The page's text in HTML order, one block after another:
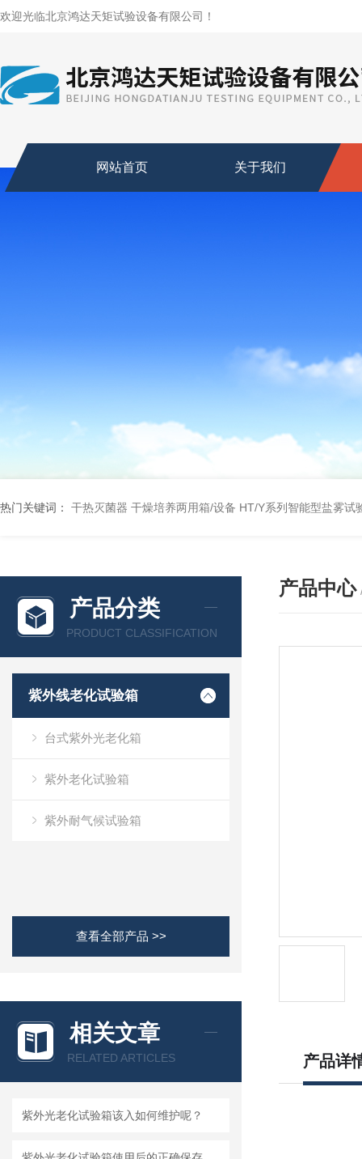
欢迎光临北京鸿达天矩试验设备有限公司！
网站首页 关于我们
热门关键词： 干热灭菌器 干燥培养两用箱/设备 HT/Y系列智能型盐雾试
产品分类
PRODUCT CLASSIFICATION
紫外线老化试验箱
台式紫外光老化箱
紫外老化试验箱
紫外耐气候试验箱
查看全部产品 >>
相关文章
RELATED ARTICLES
紫外光老化试验箱该入如何维护呢？
产品中心
产品详